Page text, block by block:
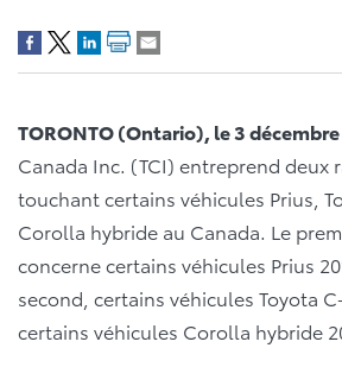
TORONTO (Ontario), le 3 décembre
Canada Inc. (TCI) entreprend deux
touchant certains véhicules Prius,
Corolla hybride au Canada. Le
concerne certains véhicules Prius
second, certains véhicules Toyota
certains véhicules Corolla hybride